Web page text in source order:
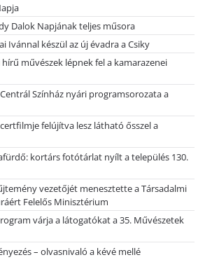
Dalok Napjának teljes műsora
Ivánnal készül az új évadra a Csiky
művészek lépnek fel a kamarazenei
Színház nyári programsorozata a
felújítva lesz látható ősszel a
kortárs fotótárlat nyílt a település 130.
vezetőjét menesztette a Társadalmi
Felelős Minisztérium
várja a látogatókat a 35. Művészetek
– olvasnivaló a kévé mellé